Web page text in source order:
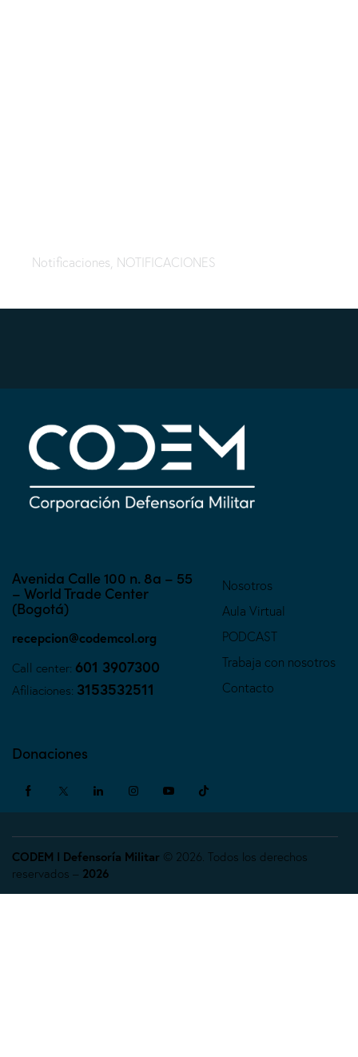
Notificaciones NOTIFICACIONES
Avenida Calle 100 n. 8a – 55
– World Trade Center
(Bogotá)
recepcion@codemcol.org
Call center: 601 3907300
Afiliaciones: 3153532511
Nosotros
Aula Virtual
PODCAST
Trabaja con nosotros
Contacto
Donaciones
CODEM I Defensoría Militar © 2026. Todos los derechos
reservados – 2026